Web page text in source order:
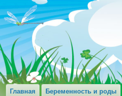
Главная Беременность и роды